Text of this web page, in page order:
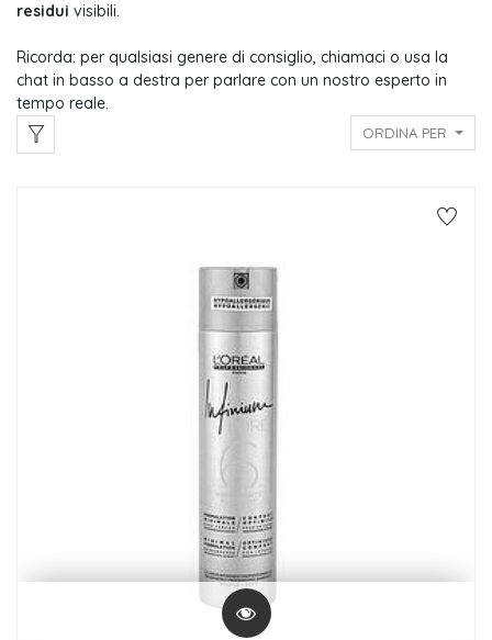
residui visibili.
Ricorda: per qualsiasi genere di consiglio, chiamaci o usa la
chat in basso a destra per parlare con un nostro esperto in
tempo reale.
ORDINA PER